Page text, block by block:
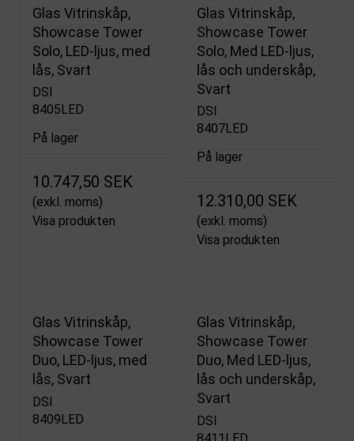
Glas Vitrinskåp,
Showcase Tower
Solo, LED-ljus, med
lås, Svart
DSI
8405LED
På lager
10.747,50 SEK
(exkl. moms)
Visa produkten
Glas Vitrinskåp,
Showcase Tower
Solo, Med LED-ljus,
lås och underskåp,
Svart
DSI
8407LED
På lager
12.310,00 SEK
(exkl. moms)
Visa produkten
Glas Vitrinskåp,
Showcase Tower
Duo, LED-ljus, med
lås, Svart
DSI
8409LED
Glas Vitrinskåp,
Showcase Tower
Duo, Med LED-ljus,
lås och underskåp,
Svart
DSI